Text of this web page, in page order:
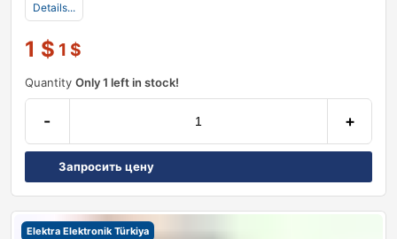
Details...
1 $ 1 $
Quantity Only 1 left in stock!
- +
Запросить цену
Elektra Elektronik Türkiya